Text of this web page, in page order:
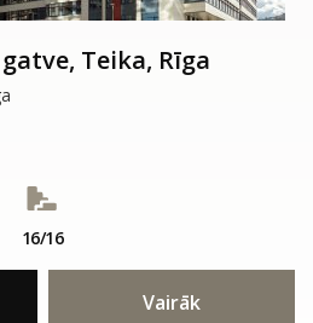
Teika, Rīga
16/16
Vairāk